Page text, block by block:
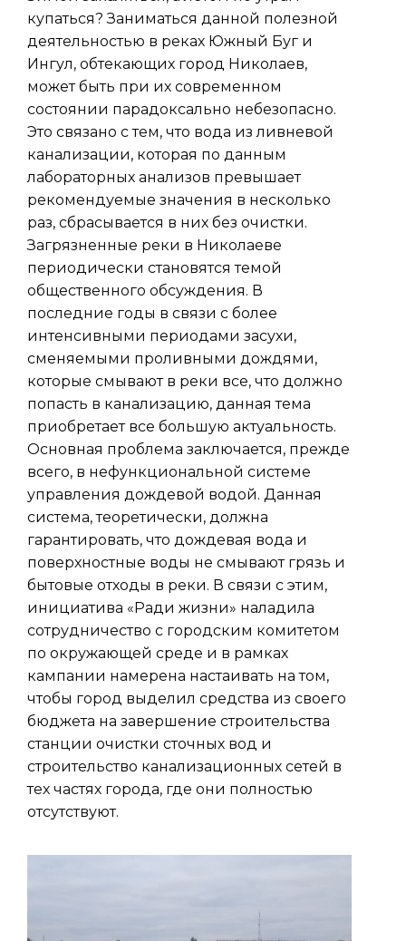
купаться? Заниматься данной полезной
деятельностью в реках Южный Буг и
Ингул, обтекающих город Николаев,
может быть при их современном
состоянии парадоксально небезопасно.
Это связано с тем, что вода из ливневой
канализации, которая по данным
лабораторных анализов превышает
рекомендуемые значения в несколько
раз, сбрасывается в них без очистки.
Загрязненные реки в Николаеве
периодически становятся темой
общественного обсуждения. В
последние годы в связи с более
интенсивными периодами засухи,
сменяемыми проливными дождями,
которые смывают в реки все, что должно
попасть в канализацию, данная тема
приобретает все большую актуальность.
Основная проблема заключается, прежде
всего, в нефункциональной системе
управления дождевой водой. Данная
система, теоретически, должна
гарантировать, что дождевая вода и
поверхностные воды не смывают грязь и
бытовые отходы в реки. В связи с этим,
инициатива «Ради жизни» наладила
сотрудничество с городским комитетом
по окружающей среде и в рамках
кампании намерена настаивать на том,
чтобы город выделил средства из своего
бюджета на завершение строительства
станции очистки сточных вод и
строительство канализационных сетей в
тех частях города, где они полностью
отсутствуют.